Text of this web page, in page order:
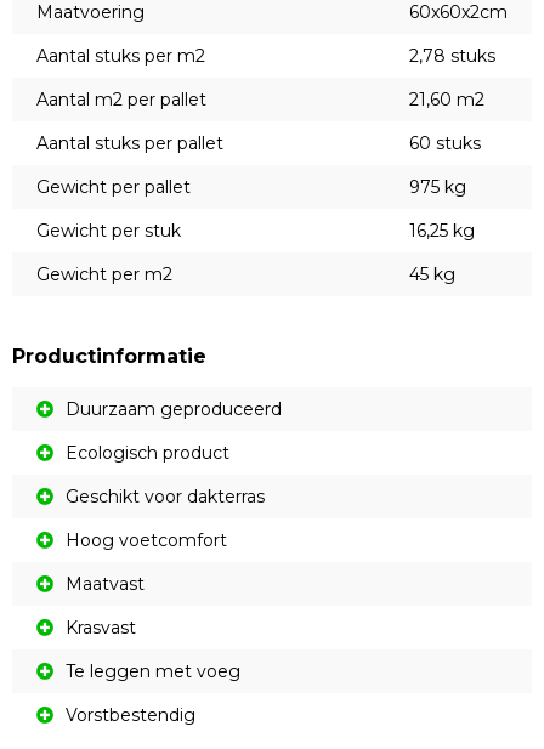
Maatvoering
60x60x2cm
Aantal stuks per m2
2,78 stuks
Aantal m2 per pallet
21,60 m2
Aantal stuks per pallet
60 stuks
Gewicht per pallet
975 kg
Gewicht per stuk
16,25 kg
Gewicht per m2
45 kg
Productinformatie
Duurzaam geproduceerd
Ecologisch product
Geschikt voor dakterras
Hoog voetcomfort
Maatvast
Krasvast
Te leggen met voeg
Vorstbestendig